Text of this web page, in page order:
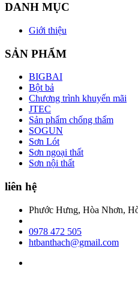
DANH MỤC
Giới thiệu
SẢN PHẨM
BIGBAI
Bột bả
Chương trình khuyến mãi
JTEC
Sản phẩm chống thấm
SOGUN
Sơn Lót
Sơn ngoại thất
Sơn nội thất
liên hệ
Phước Hưng, Hòa Nhơn,
0978 472 505
htbanthach@gmail.com